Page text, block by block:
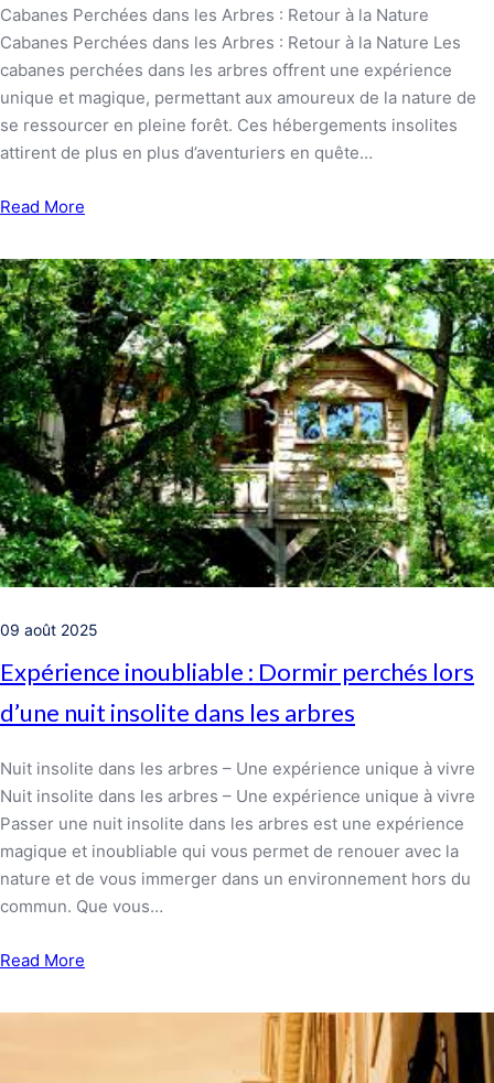
Cabanes Perchées dans les Arbres : Retour à la Nature
Cabanes Perchées dans les Arbres : Retour à la Nature Les
cabanes perchées dans les arbres offrent une expérience
unique et magique, permettant aux amoureux de la nature de
se ressourcer en pleine forêt. Ces hébergements insolites
attirent de plus en plus d’aventuriers en quête…
Read More
09 août 2025
Expérience inoubliable : Dormir perchés lors
d’une nuit insolite dans les arbres
Nuit insolite dans les arbres – Une expérience unique à vivre
Nuit insolite dans les arbres – Une expérience unique à vivre
Passer une nuit insolite dans les arbres est une expérience
magique et inoubliable qui vous permet de renouer avec la
nature et de vous immerger dans un environnement hors du
commun. Que vous…
Read More